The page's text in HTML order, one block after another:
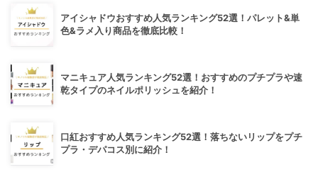
アイシャドウおすすめ人気ランキング52選！パレット&単
色&ラメ入り商品を徹底比較！
マニキュア人気ランキング52選！おすすめのプチプラや速
乾タイプのネイルポリッシュを紹介！
口紅おすすめ人気ランキング52選！落ちないリップをプチ
プラ・デパコス別に紹介！